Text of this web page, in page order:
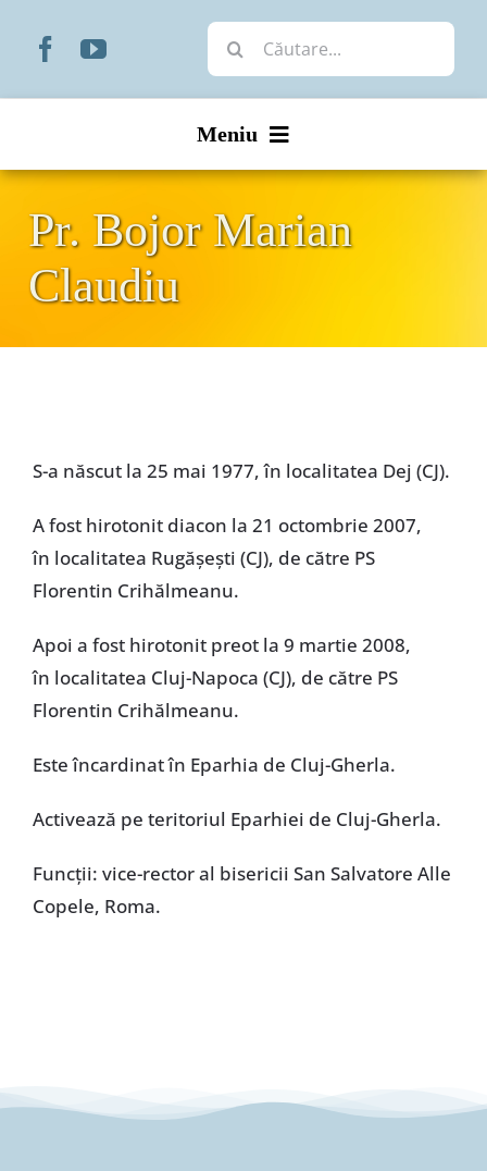
Cautare...
Meniu
Noutăți
Pr. Bojor Marian
Claudiu
S-a născut la 25 mai 1977, în localitatea Dej (CJ).
A fost hirotonit diacon la 21 octombrie 2007,
în localitatea Rugășești (CJ), de către PS
Florentin Crihălmeanu.
Apoi a fost hirotonit preot la 9 martie 2008,
în localitatea Cluj-Napoca (CJ), de către PS
Florentin Crihălmeanu.
Este încardinat în Eparhia de Cluj-Gherla.
Activează pe teritoriul Eparhiei de Cluj-Gherla.
Funcţii: vice-rector al bisericii San Salvatore Alle
Copele, Roma.